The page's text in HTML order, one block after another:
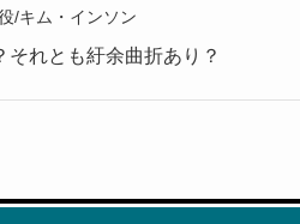
/キム・インソン
それとも紆余曲折あり？